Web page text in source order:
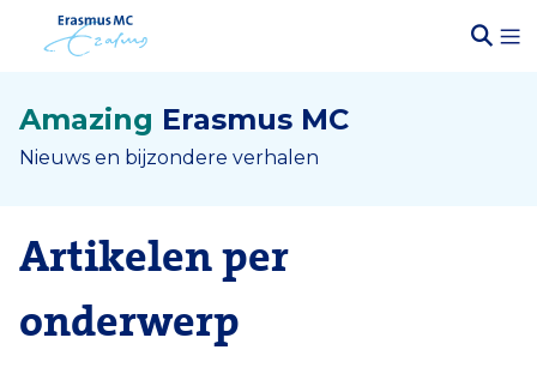
Amazing Erasmus MC
Nieuws en bijzondere verhalen
Artikelen per
onderwerp